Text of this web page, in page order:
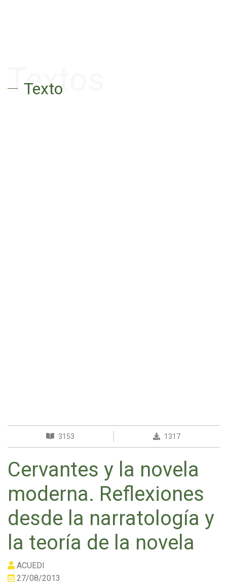
Textos
Texto
3153 1317
Cervantes y la novela
moderna. Reflexiones
desde la narratología y
la teoría de la novela
ACUEDI
27/08/2013